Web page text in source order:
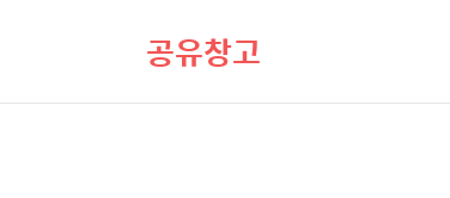
공유창고